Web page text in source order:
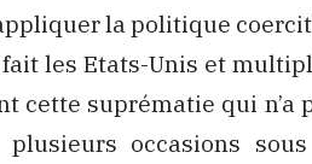
la politique
les Etats-Unis et
cette suprématie qui
occasions